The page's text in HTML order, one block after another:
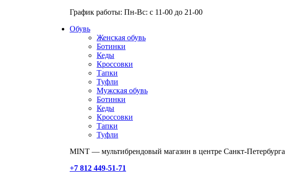
График работы: Пн-Вс: с 11-00 до 21-00
Обувь
Женская обувь
Ботинки
Кеды
Кроссовки
Тапки
Туфли
Мужская обувь
Ботинки
Кеды
Кроссовки
Тапки
Туфли
MINT — мультибрендовый магазин в центре Санкт-Петербурга
+7 812 449-51-71